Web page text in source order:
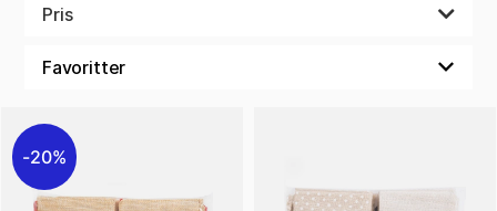
Uansett om du velger en ferdig kalender eller lager din egen,
Pris
20%